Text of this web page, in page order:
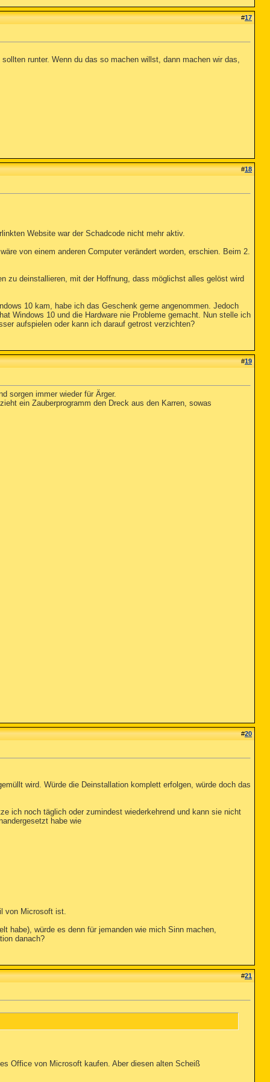
#17
runter. Wenn du das so machen willst, dann machen wir das,
#18
Website war der Schadcode nicht mehr aktiv.
von einem anderen Computer verändert worden, erschien. Beim 2.
zu deinstallieren, mit der Hoffnung, dass möglichst alles gelöst wird
10 kam, habe ich das Geschenk gerne angenommen. Jedoch
Windows 10 und die Hardware nie Probleme gemacht. Nun stelle ich
aufspielen oder kann ich darauf getrost verzichten?
#19
sorgen immer wieder für Ärger.
ein Zauberprogramm den Dreck aus den Karren, sowas
#20
wird. Würde die Deinstallation komplett erfolgen, würde doch das
ich noch täglich oder zumindest wiederkehrend und kann sie nicht
habe wie
von Microsoft ist.
habe), würde es denn für jemanden wie mich Sinn machen,
danach?
#21
Office von Microsoft kaufen. Aber diesen alten Scheiß